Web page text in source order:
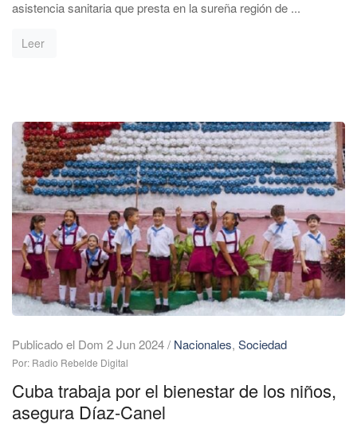
asistencia sanitaria que presta en la sureña región de ...
Leer
Publicado el Dom 2 Jun 2024/ Nacionales, Sociedad
Por: Radio Rebelde Digital
Cuba trabaja por el bienestar de los niños,
asegura Díaz-Canel